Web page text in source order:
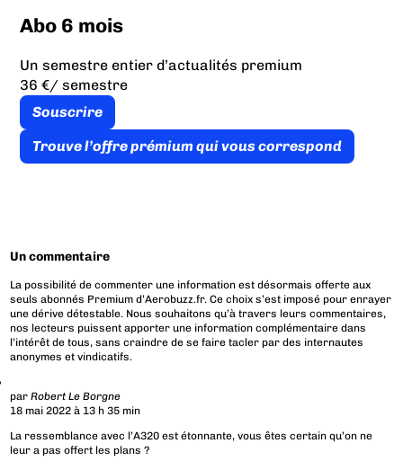
Abo 6 mois
Un semestre entier d’actualités premium
36 €/ semestre
Souscrire
Trouve l’offre prémium qui vous correspond
Un commentaire
La possibilité de commenter une information est désormais offerte aux
seuls abonnés Premium d’Aerobuzz.fr. Ce choix s’est imposé pour enrayer
une dérive détestable. Nous souhaitons qu’à travers leurs commentaires,
nos lecteurs puissent apporter une information complémentaire dans
l’intérêt de tous, sans craindre de se faire tacler par des internautes
anonymes et vindicatifs.
parRobert Le Borgne
18 mai 2022 à 13 h 35 min
La ressemblance avec l’A320 est étonnante, vous êtes certain qu’on ne
leur a pas offert les plans ?